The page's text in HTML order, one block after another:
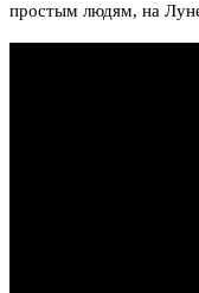
простым людям, на